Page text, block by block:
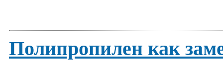
Полипропилен как